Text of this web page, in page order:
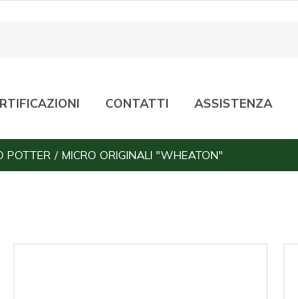
CONTATTI ASSISTENZA
POTTER MICRO ORIGINALI "WHEATON"